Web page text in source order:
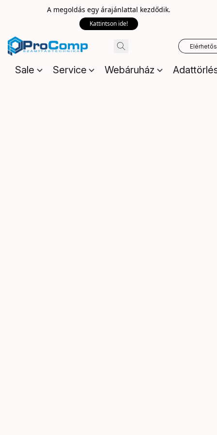
A megoldás egy árajánlattal kezdődik.
Kattintson ide!
Sale Service Webáruház